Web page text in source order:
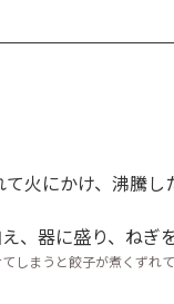
て火にかけ、沸騰
、器に盛り、ねぎ
しまうと餃子が煮くずれ